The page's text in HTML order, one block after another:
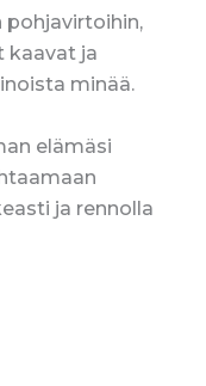
pohjavirtoihin,
kaavat ja
minää.
elämäsi
ja rennolla